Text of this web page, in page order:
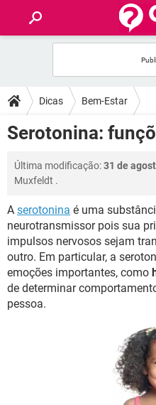
FÓRUM
SAÚDE
FAMÍLIA
BEM-ESTAR
SEXUALIDADE
GLOSSÁRIO
Dicas Bem-Estar
Serotonina:
Última modificação:31 de
Muxfeldt .
A serotonina é uma
neurotransmissor pois sua
impulsos nervosos sejam
outro. Em particular, a
emoções importantes, como
de determinar
pessoa.